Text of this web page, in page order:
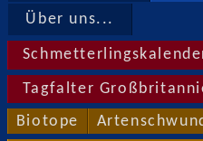
Über uns...
Tagfalter
Biotope